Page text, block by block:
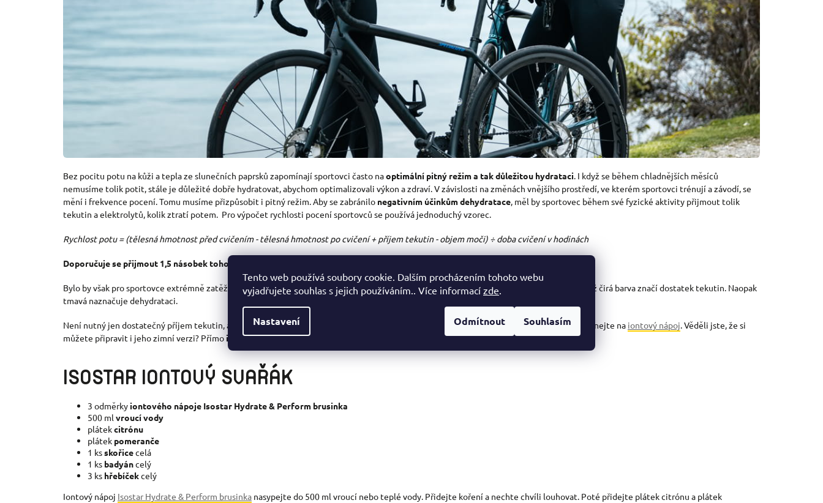
Tento web používá soubory cookie. Dalším procházením tohoto webu
vyjadřujete souhlas s jejich používáním.. Více informací zde
Nastavení Odmítnout Souhlasím
Bez pocitu potu na kůži a tepla ze slunečních paprsků zapomínají sportovci často naoptimální pitný režim a tak důležitou hydrataci. I když se během chladnějších měsíců
nemusíme tolik potit, stále je důležité dobře hydratovat, abychom optimalizovali výkon a zdraví. V závislosti na změnách vnějšího prostředí, ve kterém sportovci trénují a závodí, se
mění i frekvence pocení. Tomu musíme přizpůsobit i pitný režim. Aby se zabránilo negativním účinkům dehydratace, měl by sportovec během své fyzické aktivity přijmout tolik
tekutin a elektrolytů, kolik ztratí potem. Pro výpočet rychlosti pocení sportovců se používá jednoduchý vzorec.
Rychlost potu = (tělesná hmotnost před cvičením - tělesná hmotnost po cvičení + příjem tekutin - objem moči) ÷ doba cvičení v hodinách
Doporučuje se přijmout 1,5 násobek toho, co jsme ztratili potem, do čtyř hodin po zátěži.
Bylo by však pro sportovce extrémně zatěžující se před a po každém tréninku vážit. Proto je jednoduššířídit se podle barvy moči
. Světlá až čirá barva značí dostatek tekutin. Naopak
tmavá naznačuje dehydrataci.
Není nutný jen dostatečný příjem tekutin, ale stejnou roli hraje i dostatečný . Proto i v chladnějších obdobích nezapomínejte na iontový nápoj. Věděli jste, že si
můžete připravit i jeho zimní verzi? Přímo iontový svařák.
ISOSTAR IONTOVÝ SVAŘÁK
3 odměrky iontového nápoje Isostar Hydrate & Perform brusinka
500 ml vroucí vody
plátekcitrónu
plátek pomeranče
1 ksskořicecelá
1 ks badyáncelý
3 ks hřebíčekcelý
Iontový nápoj Isostar Hydrate & Perform brusinka nasypejte do 500 ml vroucí nebo teplé vody. Přidejte koření a nechte chvíli louhovat. Poté přidejte plátek citrónu a plátek